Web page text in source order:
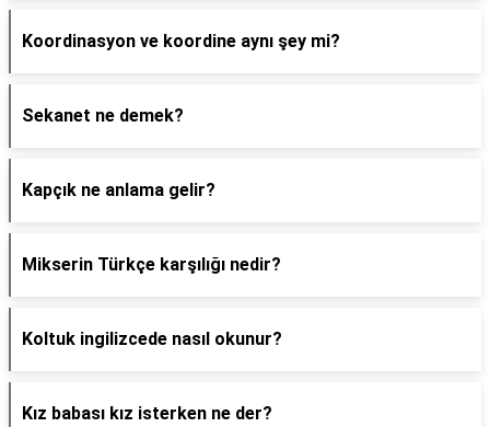
Koordinasyon ve koordine aynı şey mi?
Sekanet ne demek?
Kapçık ne anlama gelir?
Mikserin Türkçe karşılığı nedir?
Koltuk ingilizcede nasıl okunur?
Kız babası kız isterken ne der?